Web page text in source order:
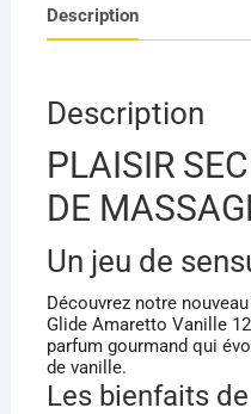
MASSAGE
FRAISE
ML
Description
Description
PLAISIR
DE
Un jeu de
Découvrez notre
Glide Amaretto Vanille
parfum gourmand qui
de vanille.
Les bienfaits